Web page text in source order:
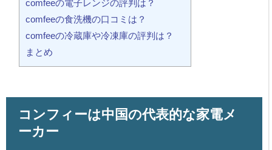
comfeeの電子レンジの評判は？
comfeeの食洗機の口コミは？
comfeeの冷蔵庫や冷凍庫の評判は？
まとめ
コンフィーは中国の代表的な家電メ
ーカー